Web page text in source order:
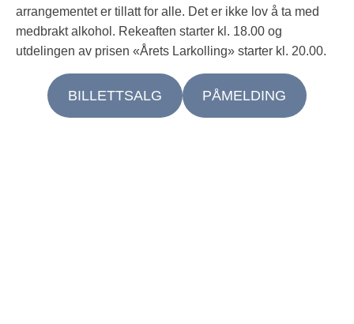
arrangementet er tillatt for alle. Det er ikke lov å ta med
medbrakt alkohol. Rekeaften starter kl. 18.00 og
utdelingen av prisen «Årets Larkolling» starter kl. 20.00.
BILLETTSALG PÅMELDING